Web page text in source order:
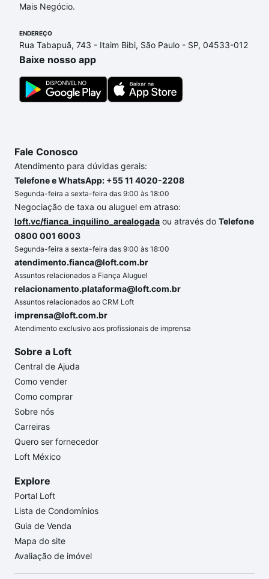
nossas opções de financiamento imobiliário as
ainda tem alguma dúvida dos custos envolvidos no
processo de compra, veja em nosso portal quanto
custa comprar um apartamento
gente para comprar o imóvel dos seus sonhos com
segurança e conforto. Loft, com você até as
Mais Negócio.
ENDEREÇO
Rua Tabapuã, 743 - Itaim Bibi, São Paulo - SP, 04533-012
Baixe nosso app
Fale Conosco
Atendimento para dúvidas gerais:
Telefone e WhatsApp: +55 11 4020-2208
Segunda-feira a sexta-feira das 9:00 às 18:00
Negociação de taxa ou aluguel em atraso:
loft.vc/fianca_inquilino_arealogada ou através do Telefone
0800 001 6003
Segunda-feira a sexta-feira das 9:00 às 18:00
atendimento.fianca@loft.com.br
Assuntos relacionados a Fiança Aluguel
relacionamento.plataforma@loft.com.br
Assuntos relacionados ao CRM Loft
imprensa@loft.com.br
Atendimento exclusivo aos profissionais de imprensa
Sobre a Loft
Central de Ajuda
Como vender
Como comprar
Sobre nós
Carreiras
Quero ser fornecedor
Loft México
Explore
Portal Loft
Lista de Condomínios
Guia de Venda
Mapa do site
Avaliação de imóvel